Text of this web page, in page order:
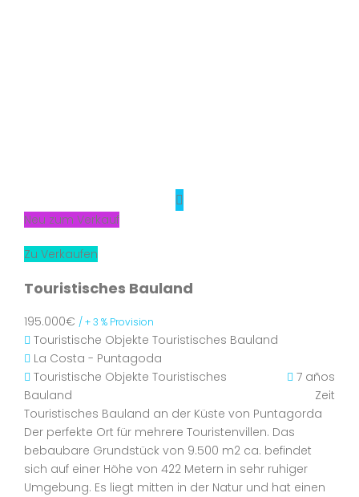
Neu zum Verkauf
Zu Verkaufen
Touristisches Bauland
195.000€ / + 3 % Provision
Touristische Objekte Touristisches Bauland
La Costa - Puntagoda
Touristische Objekte Touristisches
Bauland
7 años
Zeit
Touristisches Bauland an der Küste von Puntagorda
Der perfekte Ort für mehrere Touristenvillen. Das
bebaubare Grundstück von 9.500 m2 ca. befindet
sich auf einer Höhe von 422 Metern in sehr ruhiger
Umgebung. Es liegt mitten in der Natur und hat einen